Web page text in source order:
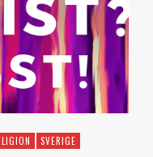
SVERIGE